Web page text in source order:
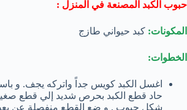
حبوب الكبد المصنعة في المنزل :
المكونات: كبد حيواني طازج
الخطوات:
اغسل الكبد كويس جداً واتركه يجف. و
حاد قطع الكبد بحرص شديد إلي قطع
شكل حبوب . و ضع القطع منفصلة عن